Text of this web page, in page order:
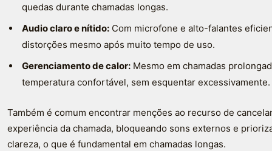
quedas durante chamadas longas.
Audio claro e nítido: Com microfone e alto-falantes
distorções mesmo após muito tempo de uso.
Gerenciamento de calor: Mesmo em chamadas
temperatura confortável, sem esquentar excessivamente.
Também é comum encontrar menções ao recurso de
experiência da chamada, bloqueando sons externos e
clareza, o que é fundamental em chamadas longas.